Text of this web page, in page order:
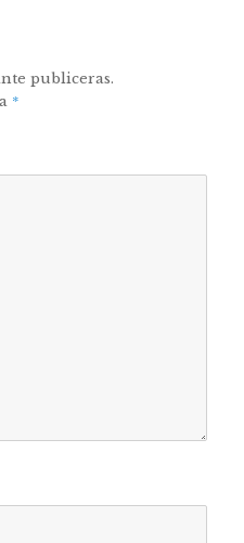
publiceras.
*